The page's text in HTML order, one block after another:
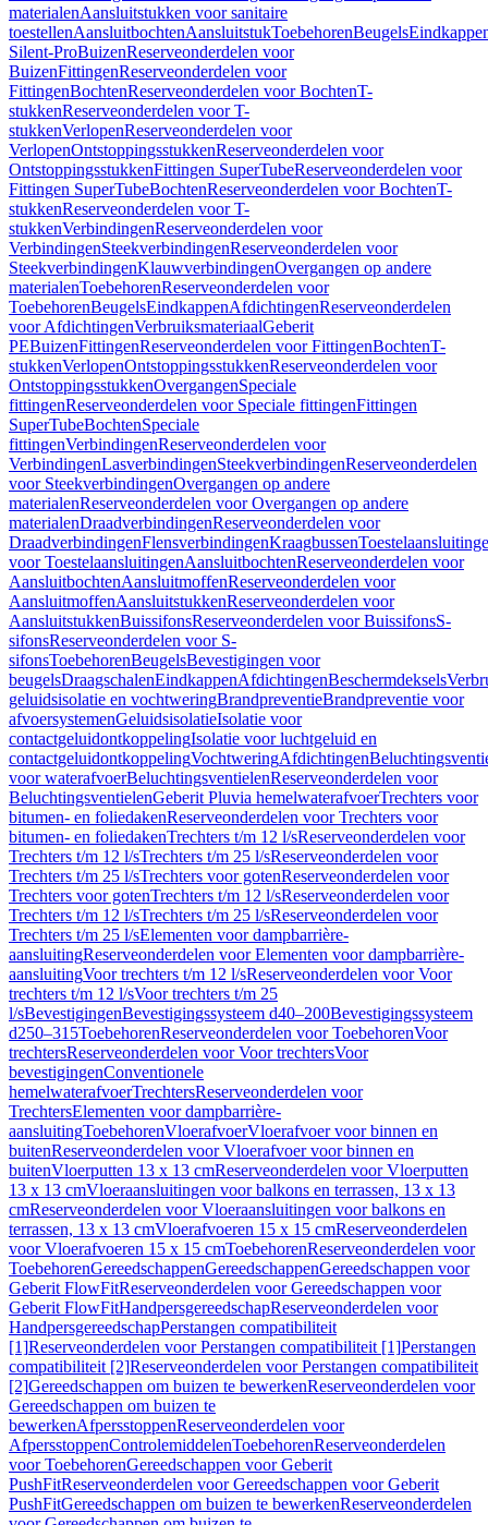
materialenAansluitstukken voor sanitaire
toestellenAansluitbochtenAansluitstukToebehorenBeugels
Silent-ProBuizenReserveonderdelen voor
BuizenFittingenReserveonderdelen voor
FittingenBochtenReserveonderdelen voor BochtenT-
stukkenReserveonderdelen voor T-
stukkenVerlopenReserveonderdelen voor
VerlopenOntstoppingsstukkenReserveonderdelen voor
OntstoppingsstukkenFittingen SuperTubeReserveonderdelen voor
Fittingen SuperTubeBochtenReserveonderdelen voor BochtenT-
stukkenReserveonderdelen voor T-
stukkenVerbindingenReserveonderdelen voor
VerbindingenSteekverbindingenReserveonderdelen voor
SteekverbindingenKlauwverbindingenOvergangen op andere
materialenToebehorenReserveonderdelen voor
ToebehorenBeugelsEindkappenAfdichtingenReserveonderdelen
voor AfdichtingenVerbruiksmateriaalGeberit
PEBuizenFittingenReserveonderdelen voor FittingenBochtenT-
stukkenVerlopenOntstoppingsstukkenReserveonderdelen voor
OntstoppingsstukkenOvergangenSpeciale
fittingenReserveonderdelen voor Speciale fittingenFittingen
SuperTubeBochtenSpeciale
fittingenVerbindingenReserveonderdelen voor
VerbindingenLasverbindingenSteekverbindingenReserveonderdelen
voor SteekverbindingenOvergangen op andere
materialenReserveonderdelen voor Overgangen op andere
materialenDraadverbindingenReserveonderdelen voor
DraadverbindingenFlensverbindingenKraagbussen
voor ToestelaansluitingenAansluitbochtenReserveonderdelen voor
AansluitbochtenAansluitmoffenReserveonderdelen voor
AansluitmoffenAansluitstukkenReserveonderdelen voor
AansluitstukkenBuissifonsReserveonderdelen voor BuissifonsS-
sifonsReserveonderdelen voor S-
sifonsToebehorenBeugelsBevestigingen voor
beugelsDraagschalenEindkappenAfdichtingenBeschermdeksels
geluidsisolatie en vochtweringBrandpreventieBrandpreventie voor
afvoersystemenGeluidsisolatieIsolatie voor
contactgeluidontkoppelingIsolatie voor luchtgeluid en
contactgeluidontkoppelingVochtweringAfdichtingen
voor waterafvoerBeluchtingsventielenReserveonderdelen voor
BeluchtingsventielenGeberit Pluvia hemelwaterafvoerTrechters voor
bitumen- en foliedakenReserveonderdelen voor Trechters voor
bitumen- en foliedakenTrechters t/m 12 l/sReserveonderdelen voor
Trechters t/m 12 l/sTrechters t/m 25 l/sReserveonderdelen voor
Trechters t/m 25 l/sTrechters voor gotenReserveonderdelen voor
Trechters voor gotenTrechters t/m 12 l/sReserveonderdelen voor
Trechters t/m 12 l/sTrechters t/m 25 l/sReserveonderdelen voor
Trechters t/m 25 l/sElementen voor dampbarrière-
aansluitingReserveonderdelen voor Elementen voor dampbarrière-
aansluitingVoor trechters t/m 12 l/sReserveonderdelen voor Voor
trechters t/m 12 l/sVoor trechters t/m 25
l/sBevestigingenBevestigingssysteem d40–200Bevestigingssysteem
d250–315ToebehorenReserveonderdelen voor ToebehorenVoor
trechtersReserveonderdelen voor Voor trechtersVoor
bevestigingenConventionele
hemelwaterafvoerTrechtersReserveonderdelen voor
TrechtersElementen voor dampbarrière-
aansluitingToebehorenVloerafvoerVloerafvoer voor binnen en
buitenReserveonderdelen voor Vloerafvoer voor binnen en
buitenVloerputten 13 x 13 cmReserveonderdelen voor Vloerputten
13 x 13 cmVloeraansluitingen voor balkons en terrassen, 13 x 13
cmReserveonderdelen voor Vloeraansluitingen voor balkons en
terrassen, 13 x 13 cmVloerafvoeren 15 x 15 cmReserveonderdelen
voor Vloerafvoeren 15 x 15 cmToebehorenReserveonderdelen voor
ToebehorenGereedschappenGereedschappenGereedschappen voor
Geberit FlowFitReserveonderdelen voor Gereedschappen voor
Geberit FlowFitHandpersgereedschapReserveonderdelen voor
HandpersgereedschapPerstangen compatibiliteit
[1]Reserveonderdelen voor Perstangen compatibiliteit [1]Perstangen
compatibiliteit [2]Reserveonderdelen voor Perstangen compatibiliteit
[2]Gereedschappen om buizen te bewerkenReserveonderdelen voor
Gereedschappen om buizen te
bewerkenAfpersstoppenReserveonderdelen voor
AfpersstoppenControlemiddelenToebehorenReserveonderdelen
voor ToebehorenGereedschappen voor Geberit
PushFitReserveonderdelen voor Gereedschappen voor Geberit
PushFitGereedschappen om buizen te bewerkenReserveonderdelen